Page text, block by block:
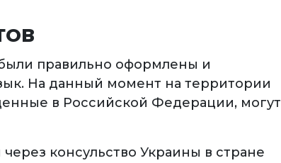
правильно оформлены и
На данный момент на территории
в Российской Федерации, могут
консульство Украины в стране